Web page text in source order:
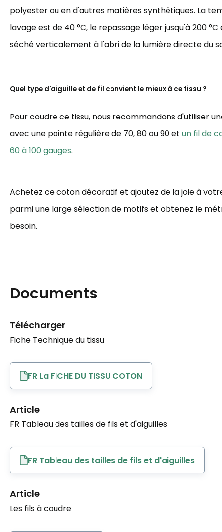
polyester ou en d'autres matières synthétiques. La
lavage est de 40 °C, le repassage léger jusqu'à 200
séché verticalement à l'abri de la lumière directe du
Quel type d'aiguille et de fil convient le mieux à ce tissu ?
Pour coudre ce tissu, nous recommandons d'utiliser
avec une pointe régulière de 70, 80 ou 90 et un fil de
60 à 100 gauges.
Achetez ce coton décoratif et ajoutez de la joie à
parmi une large sélection de motifs et obtenez le
besoin.
Documents
Télécharger
Fiche Technique du tissu
FR La FICHE DU TISSU COTON
Article
FR Tableau des tailles de fils et d'aiguilles
FR Tableau des tailles de fils et d'aiguilles
Article
Les fils à coudre